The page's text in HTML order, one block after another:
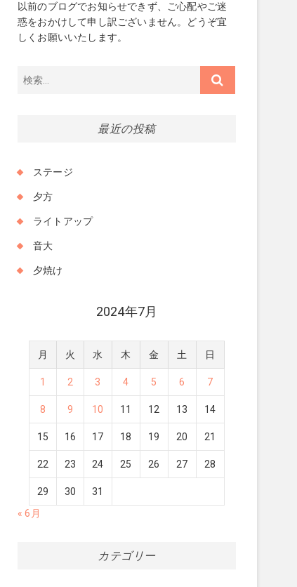
以前のブログでお知らせできず、ご心配やご迷
惑をおかけして申し訳ございません。どうぞ宜
しくお願いいたします。
最近の投稿
ステージ
夕方
ライトアップ
音大
夕焼け
2024年7月
月 火 水 木 金 土 日
1 2 3 4 5 6 7
8 9 10 11 12 13 14
15 16 17 18 19 20 21
22 23 24 25 26 27 28
29 30
31
« 6月
カテゴリー